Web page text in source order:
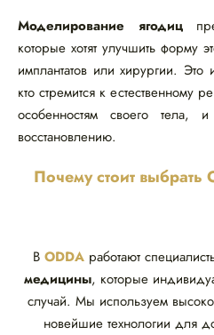
Моделирование ягодиц
которые хотят улучшить форму
имплантатов или хирургии.
кто стремится к естественному
особенностям своего тела, и
восстановлению.
Почему стоит выбрать
В ODDA работают
медицины, которые
случай. Мы используем
новейшие технологии для